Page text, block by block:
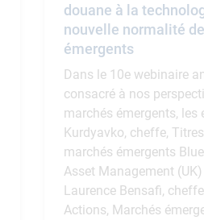
douane à la
nouvelle normalité
émergents
Dans le 10e webinaire
consacré à nos
marchés émergents, les
Kurdyavko, cheffe,
marchés émergents
Asset Management
Laurence Bensafi,
Actions, Marchés